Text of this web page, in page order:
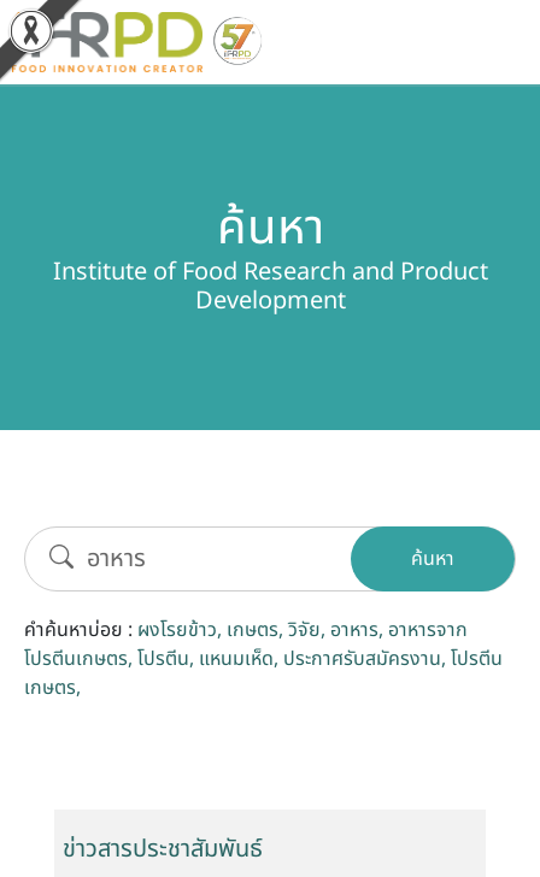
ผลงานวิจัยและนวัตกรรม
ผลิตภัณฑ์และจำหน่าย
บุคลากรสถาบัน
ระบบสารสนเทศ (ใน)
ค้นหา
Institute of Food Research and Product
Development
ค้นหา
คำค้นหาบ่อย : ผงโรยข้าว เกษตร วิจัย อาหาร อาหารจาก
โปรตีนเกษตร โปรตีน แหนมเห็ด ประกาศรับสมัครงาน โปรตีน
เกษตร
ข่าวสารประชาสัมพันธ์